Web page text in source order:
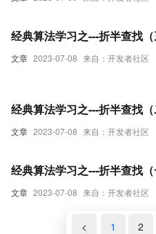
文章 2023-07-08 来自：开发者社区
经典算法学习之---折半查找（
文章 2023-07-08 来自：开发者社区
经典算法学习之---折半查找（
文章 2023-07-08 来自：开发者社区
经典算法学习之---折半查找（
< 1 2